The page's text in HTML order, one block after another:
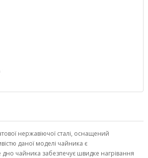
нержавіючої сталі, оснащений
даної моделі чайника є
чайника забезпечує швидке нагрівання